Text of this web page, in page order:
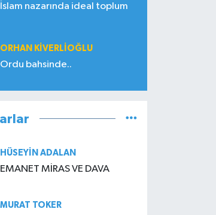
İslam nazarında ideal toplum
ORHAN KIVERLIOĞLU
Ordu bahsinde..
HÜSEYIN ADALAN
EMANET MİRAS VE DAVA
MURAT TOKER